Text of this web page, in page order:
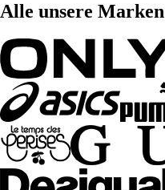
Alle unsere Marken